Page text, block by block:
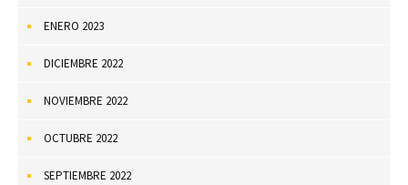
ENERO 2023
DICIEMBRE 2022
NOVIEMBRE 2022
OCTUBRE 2022
SEPTIEMBRE 2022